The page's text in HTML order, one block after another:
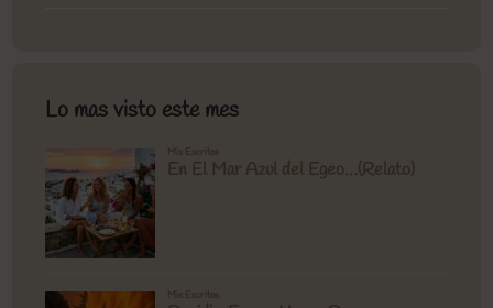
Lo mas visto este mes